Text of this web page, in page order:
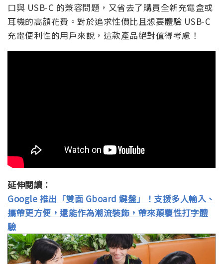
口與 USB-C 的兼容問題，又省去了購買全新充電盒或
耳機的高額花費。對於追求性價比且想要體驗 USB-C
充電便利性的用戶來說，這款產品絕對值得考慮！
延伸閱讀：
Google 推出「雙面 Gboard 鍵盤」！支援多人輸入、
攜帶更方便，還能作為潮流裝飾，帶來顛覆性打字體
驗